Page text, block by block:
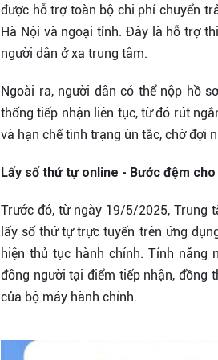
được hỗ trợ toàn bộ chi phí chuyển
Hà Nội và ngoại tỉnh. Đây là hỗ trợ
người dân ở xa trung tâm.
Ngoài ra, người dân có thể nộp hồ
thống tiếp nhận liên tục, từ đó rút
và hạn chế tình trạng ùn tắc, chờ đợi
Lấy số thứ tự online - Bước đệm
Trước đó, từ ngày 19/5/2025, Trung
lấy số thứ tự trực tuyến trên ứng
hiện thủ tục hành chính. Tính năng
đông người tại điểm tiếp nhận, đồng
của bộ máy hành chính.